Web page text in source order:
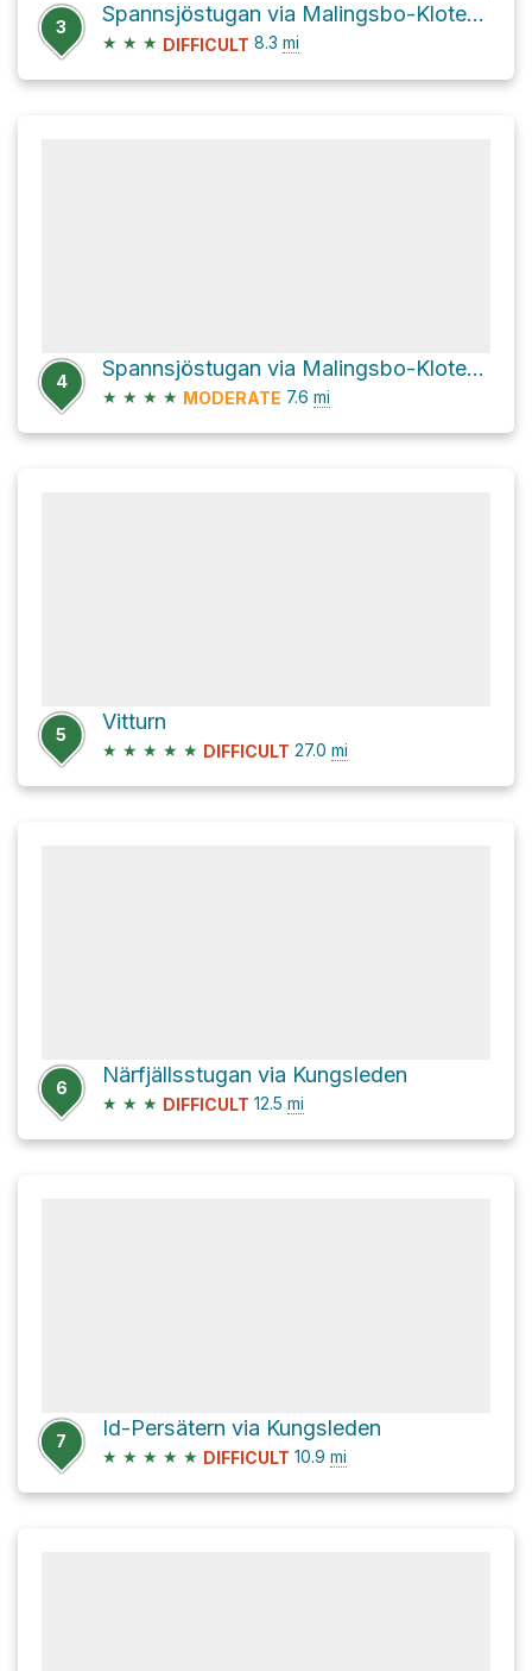
3
Spannsjöstugan via Malingsbo-Klotenrundan
★ ★ ★ DIFFICULT 8.3 mi
4
Spannsjöstugan via Malingsbo-Klotenrundan
★ ★ ★ ★ MODERATE 7.6 mi
5
Vitturn
★ ★ ★ ★ ★ DIFFICULT 27.0 mi
6
Närfjällsstugan via Kungsleden
★ ★ ★ DIFFICULT 12.5 mi
7
Id-Persätern via Kungsleden
★ ★ ★ ★ ★ DIFFICULT 10.9 mi